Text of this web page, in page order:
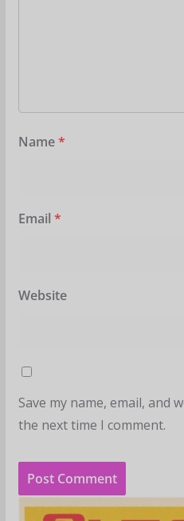
Name*
Email *
Website
Save my name, email, and
the next time I comment.